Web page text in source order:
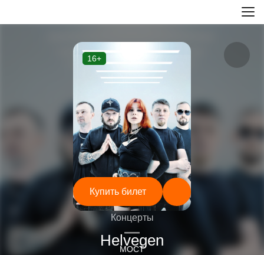
16+
Концерты
Helvegen
Купить билет
—
МОСТ